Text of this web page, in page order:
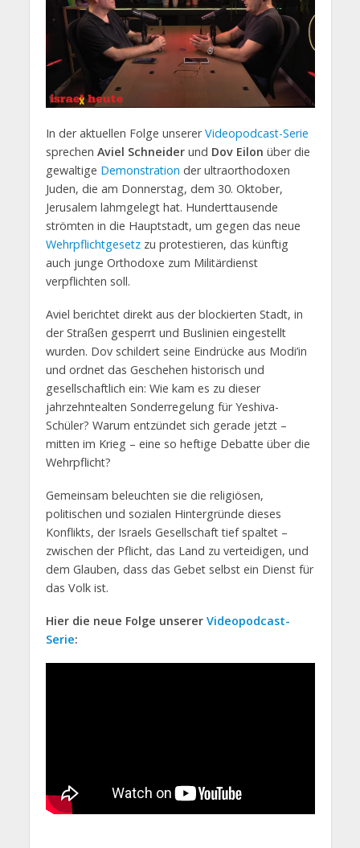
In der aktuellen Folge unsererVideopodcast-Serie
sprechen Aviel Schneiderund Dov Eilon über die
gewaltige Demonstration der ultraorthodoxen
Juden, die am Donnerstag, dem 30. Oktober,
Jerusalem lahmgelegt hat. Hunderttausende
strömten in die Hauptstadt, um gegen das neue
Wehrpflichtgesetz zu protestieren, das künftig
auch junge Orthodoxe zum Militärdienst
verpflichten soll.
Aviel berichtet direkt aus der blockierten Stadt, in
der Straßen gesperrt und Buslinien eingestellt
wurden. Dov schildert seine Eindrücke aus Modi’in
und ordnet das Geschehen historisch und
gesellschaftlich ein: Wie kam es zu dieser
jahrzehntealten Sonderregelung für Yeshiva-
Schüler? Warum entzündet sich gerade jetzt –
mitten im Krieg – eine so heftige Debatte über die
Wehrpflicht?
Gemeinsam beleuchten sie die religiösen,
politischen und sozialen Hintergründe dieses
Konflikts, der Israels Gesellschaft tief spaltet –
zwischen der Pflicht, das Land zu verteidigen, und
dem Glauben, dass das Gebet selbst ein Dienst für
das Volk ist.
Hier die neue Folge unserer Videopodcast-
Serie: